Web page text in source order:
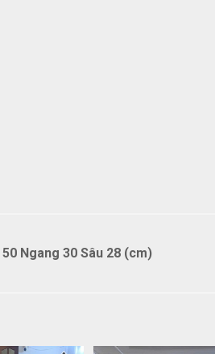
Ngang 30 Sâu 28 (cm)